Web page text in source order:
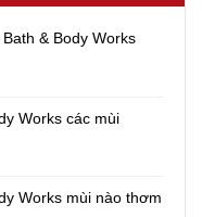
& Body Works
Works các mùi
Works mùi nào thơm